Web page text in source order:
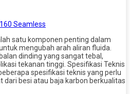
Seamless
satu komponen penting dalam
mengubah arah aliran fluida.
dinding yang sangat tebal,
tekanan tinggi. Spesifikasi Teknis
spesifikasi teknis yang perlu
dari besi atau baja karbon berkualitas